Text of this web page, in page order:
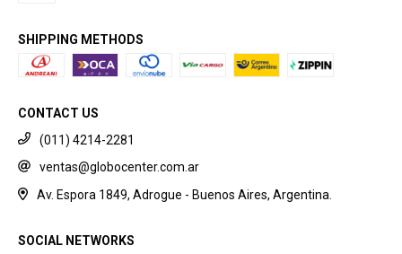
SHIPPING METHODS
CONTACT US
(011) 4214-2281
ventas@globocenter.com.ar
Av. Espora 1849, Adrogue - Buenos Aires, Argentina.
SOCIAL NETWORKS